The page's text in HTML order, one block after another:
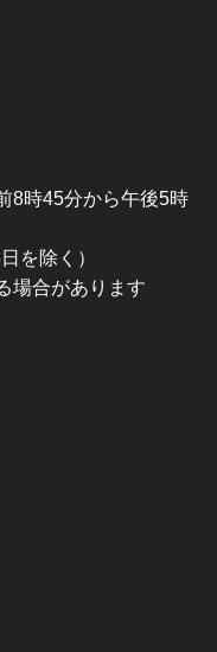
8時45分から午後5時
を除く）
場合があります